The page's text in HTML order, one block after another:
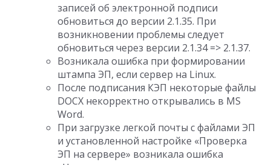
записей об электронной подписи
обновиться до версии 2.1.35. При
возникновении проблемы следует
обновиться через версии 2.1.34 => 2.1.37.
Возникала ошибка при формировании
штампа ЭП, если сервер на Linux.
После подписания КЭП некоторые файлы
DOCX некорректно открывались в MS
Word.
При загрузке легкой почты с файлами ЭП
и установленной настройке «Проверка
ЭП на сервере» возникала ошибка